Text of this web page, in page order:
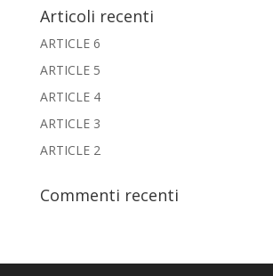
Articoli recenti
ARTICLE 6
ARTICLE 5
ARTICLE 4
ARTICLE 3
ARTICLE 2
Commenti recenti